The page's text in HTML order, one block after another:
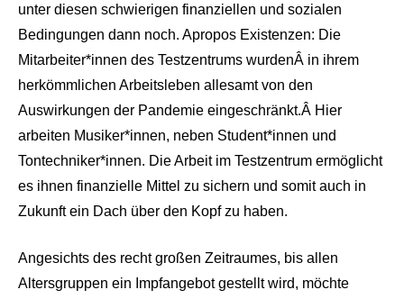
unter diesen schwierigen finanziellen und sozialen
Bedingungen dann noch. Apropos Existenzen: Die
Mitarbeiter*innen des Testzentrums wurdenÂ in ihrem
herkömmlichen Arbeitsleben allesamt von den
Auswirkungen der Pandemie eingeschränkt.Â Hier
arbeiten Musiker*innen, neben Student*innen und
Tontechniker*innen. Die Arbeit im Testzentrum ermöglicht
es ihnen finanzielle Mittel zu sichern und somit auch in
Zukunft ein Dach über den Kopf zu haben.
Angesichts des recht großen Zeitraumes, bis allen
Altersgruppen ein Impfangebot gestellt wird, möchte